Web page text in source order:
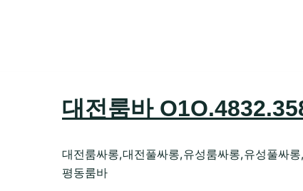
대전룸바
대전룸싸롱,대전풀싸롱,유성룸싸롱,유성풀싸
평동룸바